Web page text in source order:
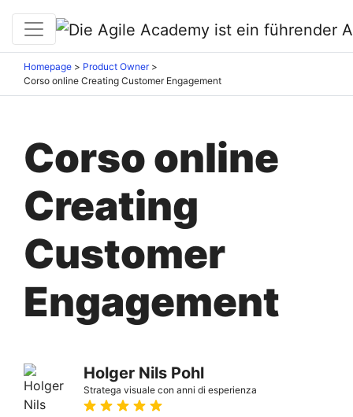
Homepage > Product Owner>
Corso online Creating Customer Engagement
Corso online
Creating
Customer
Engagement
Holger Nils Pohl
Stratega visuale con anni di esperienza